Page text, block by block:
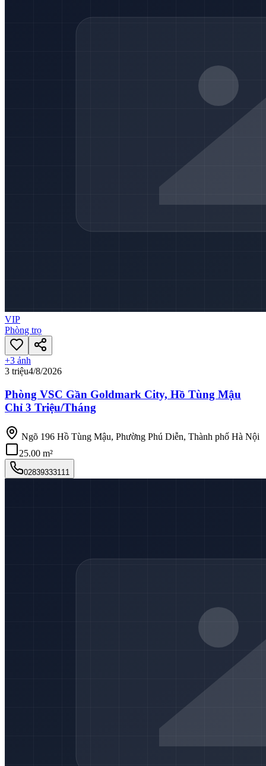
VIP
Phòng trọ
+3 ảnh
3 triệu4/8/2026
Phòng VSC Gần Goldmark City, Hồ Tùng Mậu
Chỉ 3 Triệu/Tháng
Ngõ 196 Hồ Tùng Mậu, Phường Phú Diễn, Thành phố Hà Nội
25.00 m²
02839333111